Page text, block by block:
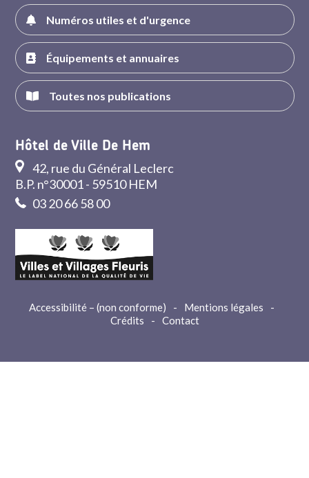
Numéros utiles et d'urgence
Équipements et annuaires
Toutes nos publications
Hôtel de Ville De Hem
42, rue du Général Leclerc
B.P. n°30001 - 59510 HEM
03 20 66 58 00
Accessibilité – (non conforme) - Mentions légales
-
Crédits
- Contact